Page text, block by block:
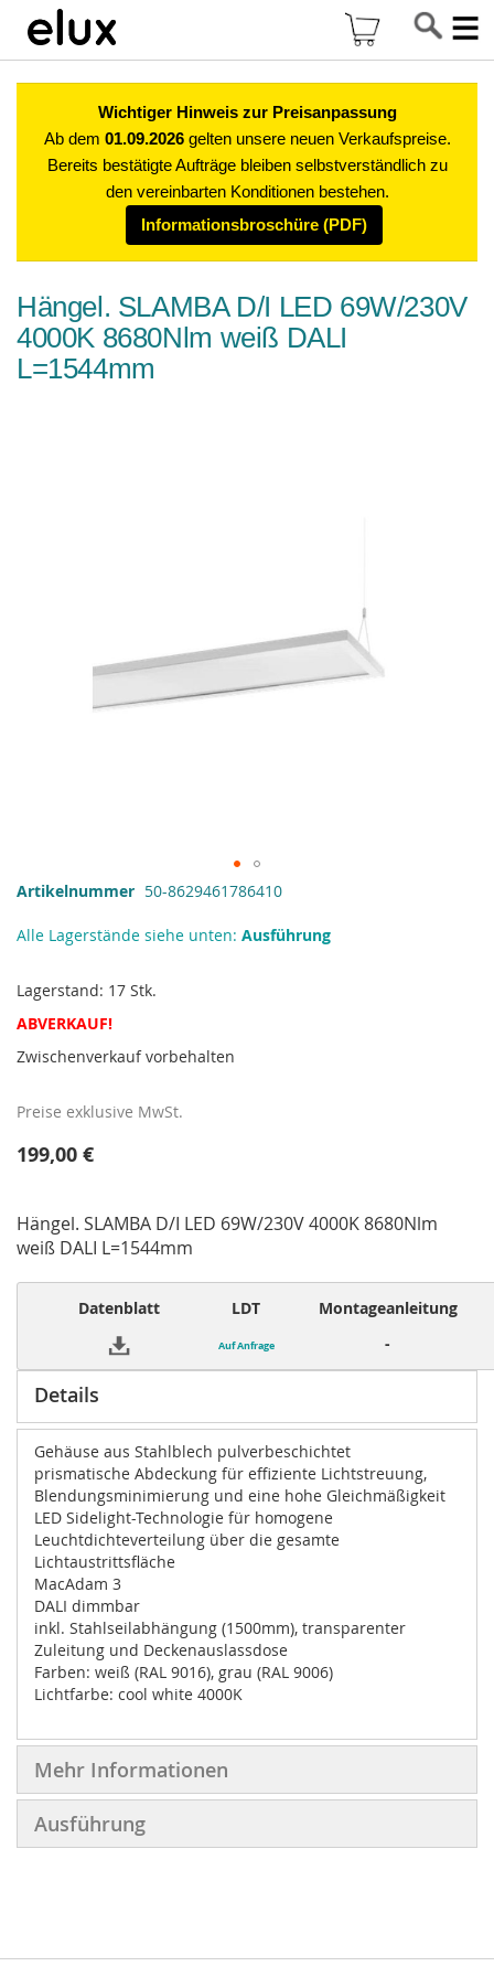
Mein
Wichtiger Hinweis zur Preisanpassung
Ab dem 01.09.2026gelten unsere neuen Verkaufspreise.
Bereits bestätigte Aufträge bleiben selbstverständlich zu
den vereinbarten Konditionen bestehen.
Informationsbroschüre (PDF)
Hängel. SLAMBA D/I LED 69W/230V
4000K 8680Nlm weiß DALI
L=1544mm
Zum
der
Artikelnummer 50-8629461786410
Alle Lagerstände siehe unten: Ausführung
Lagerstand: 17 Stk.
ABVERKAUF!
Zwischenverkauf vorbehalten
Preise exklusive MwSt.
199,00 €
Hängel. SLAMBA D/I LED 69W/230V 4000K 8680Nlm
weiß DALI L=1544mm
Datenblatt LDT Montageanleitung
Auf Anfrage -
Details
Gehäuse aus Stahlblech pulverbeschichtet
prismatische Abdeckung für effiziente Lichtstreuung,
Blendungsminimierung und eine hohe Gleichmäßigkeit
LED Sidelight-Technologie für homogene
Leuchtdichteverteilung über die gesamte
Lichtaustrittsfläche
MacAdam 3
DALI dimmbar
inkl. Stahlseilabhängung (1500mm), transparenter
Zuleitung und Deckenauslassdose
Farben: weiß (RAL 9016), grau (RAL 9006)
Lichtfarbe: cool white 4000K
Mehr Informationen
Ausführung